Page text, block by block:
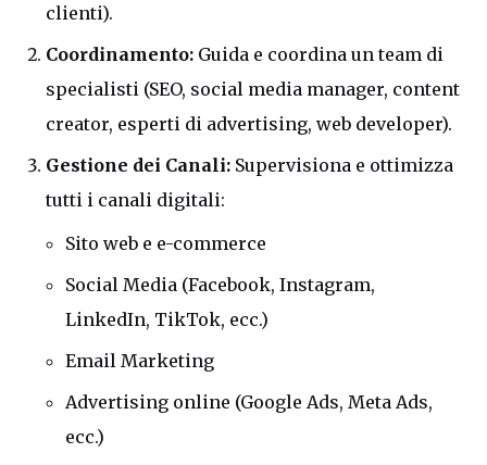
clienti).
Coordinamento: Guida e coordina un team di
specialisti (SEO, social media manager, content
creator, esperti di advertising, web developer).
Gestione dei Canali: Supervisiona e ottimizza
tutti i canali digitali:
Sito web e e-commerce
Social Media (Facebook, Instagram,
LinkedIn, TikTok, ecc.)
Email Marketing
Advertising online (Google Ads, Meta Ads,
ecc.)